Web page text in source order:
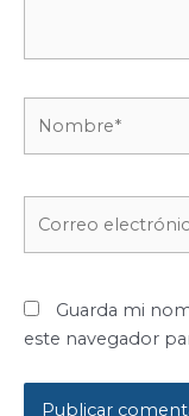
Guarda mi
este navegador